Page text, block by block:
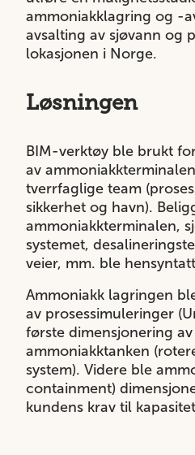
ammoniakklagring og -
avsalting av sjøvann og
lokasjonen i Norge.
Løsningen
BIM-verktøy ble brukt
av
tverrfaglige team
sikkerhet og havn).
ammoniakkterminalen,
systemet,
veier, mm. ble
Ammoniakk lagringen
av prosessimuleringer
første dimensjonering
ammoniakktanken
system). Videre ble
containment)
kundens krav til